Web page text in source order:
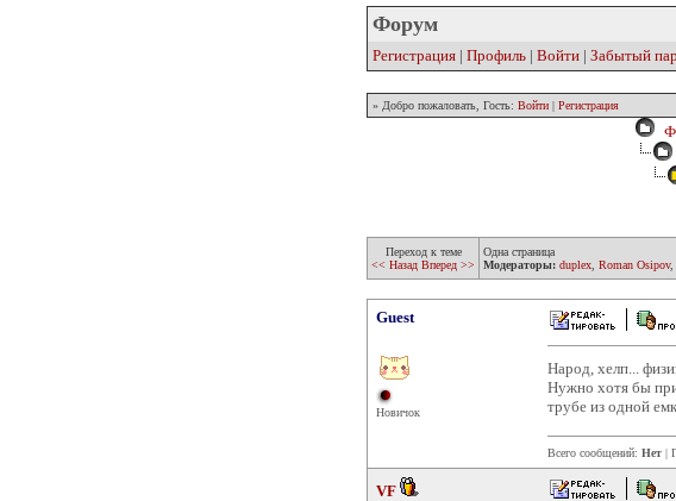
Форум
Регистрация | Профиль | Войти | Забытый
» Добро пожаловать, Гость: Войти | Регистрация
Переход к теме
<< Назад Вперед >>
Одна страница
Модераторы: duplex Roman Osipov,
Guest
Новичок
Народ, хелп...
Нужно хотя бы
трубе из одной
Всего сообщений: Нет |
VF